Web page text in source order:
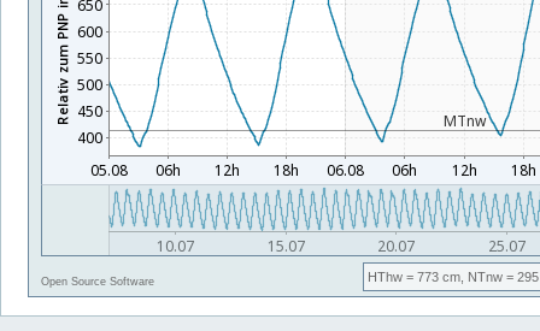
Open Source Software HThw = 773 cm, NTnw =